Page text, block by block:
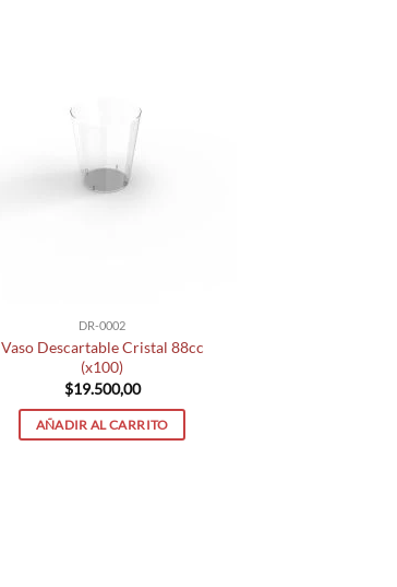
DR-0002
Vaso Descartable Cristal 88cc
(x100)
$19.500,00
AÑADIR AL CARRITO